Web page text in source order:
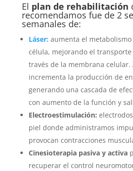
El plan de rehabilitación
recomendamos fue de 2
semanales de:
Láser: aumenta el
célula, mejorando el
través de la membrana celular.
incrementa la producción de
generando una cascada de
con aumento de la función y
Electroestimulación:
piel donde administramos
provocan contracciones
Cinesioterapia pasiva y activa
recuperar el control